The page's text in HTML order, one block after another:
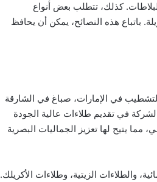
كذلك، تتطلب بعض أنواع
باتباع هذه النصائح، يمكن أن يحافظ
في الإمارات، صباغ في الشارقة
في تقديم طلاءات عالية الجودة
مما يتيح لها تعزيز الجماليات البصرية
والطلاءات الزيتية، وطلاءات الأكريلك.